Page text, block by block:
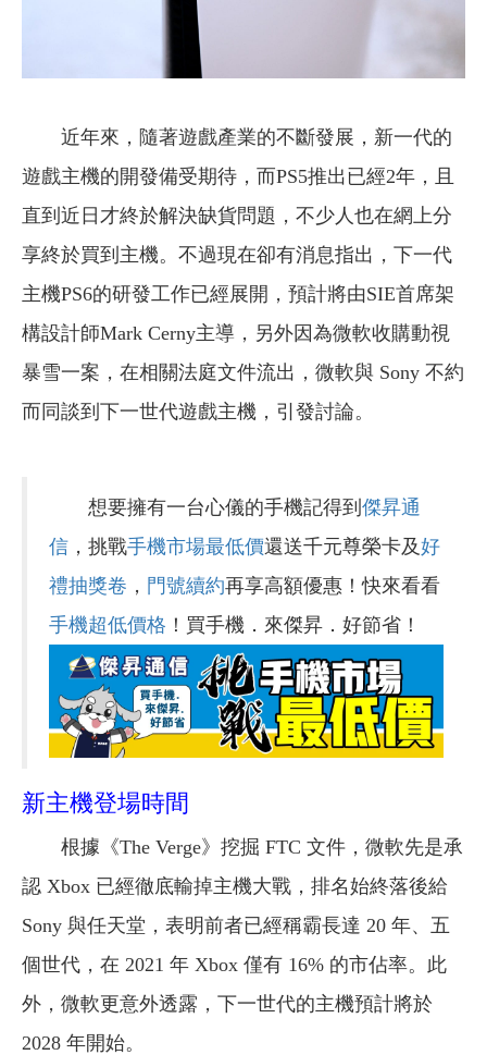
近年來，隨著遊戲產業的不斷發展，新一代的
遊戲主機的開發備受期待，而PS5推出已經2年，且
直到近日才終於解決缺貨問題，不少人也在網上分
享終於買到主機。不過現在卻有消息指出，下一代
主機PS6的研發工作已經展開，預計將由SIE首席架
構設計師Mark Cerny主導，另外因為微軟收購動視
暴雪一案，在相關法庭文件流出，微軟與 Sony 不約
而同談到下一世代遊戲主機，引發討論。
想要擁有一台心儀的手機記得到 傑昇通
信 ，挑戰手機市場最低價還送千元尊榮卡及好
禮抽獎卷 ， 門號續約再享高額優惠！快來看看
手機超低價格 ！買手機．來傑昇．好節省！
新主機登場時間
根據《The Verge》挖掘 FTC 文件，微軟先是承
認 Xbox 已經徹底輸掉主機大戰，排名始終落後給
Sony 與任天堂，表明前者已經稱霸長達 20 年、五
個世代，在 2021 年 Xbox 僅有 16% 的市佔率。此
外，微軟更意外透露，下一世代的主機預計將於
2028 年開始。